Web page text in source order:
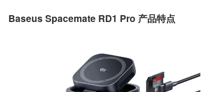
Baseus Spacemate RD1 Pro 产品特点